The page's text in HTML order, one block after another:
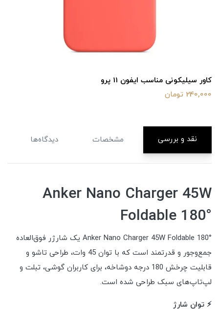
کاور سیلیکونی مناسب ایفون 11 پرو
240,000 تومان
نقد و بررسی مشخصات دیدگاه‌ها
Anker Nano Charger 45W
Foldable 180°
Anker Nano Charger 45W Foldable 180° یک شارژر فوق‌العاده
جمع‌وجور و قدرتمند است که با توان 45 وات، طراحی تاشو و
قابلیت چرخش 180 درجه دوشاخه، برای کاربران گوشی، تبلت و
لپ‌تاپ‌های سبک طراحی شده است.
⚡ توان شارژ